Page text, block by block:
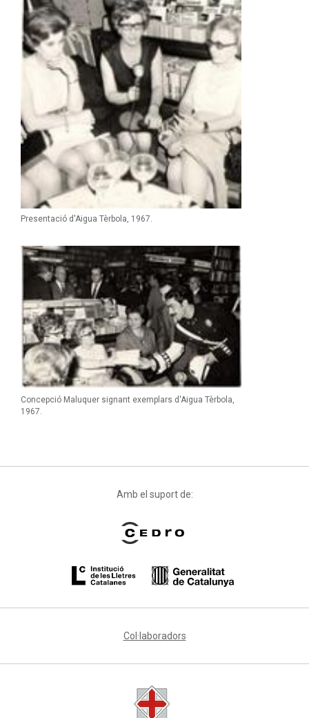
Presentació d'Aigua Tèrbola, 1967.
Concepció Maluquer signant exemplars d'Aigua Tèrbola,
1967.
Amb el suport de:
Col·laboradors